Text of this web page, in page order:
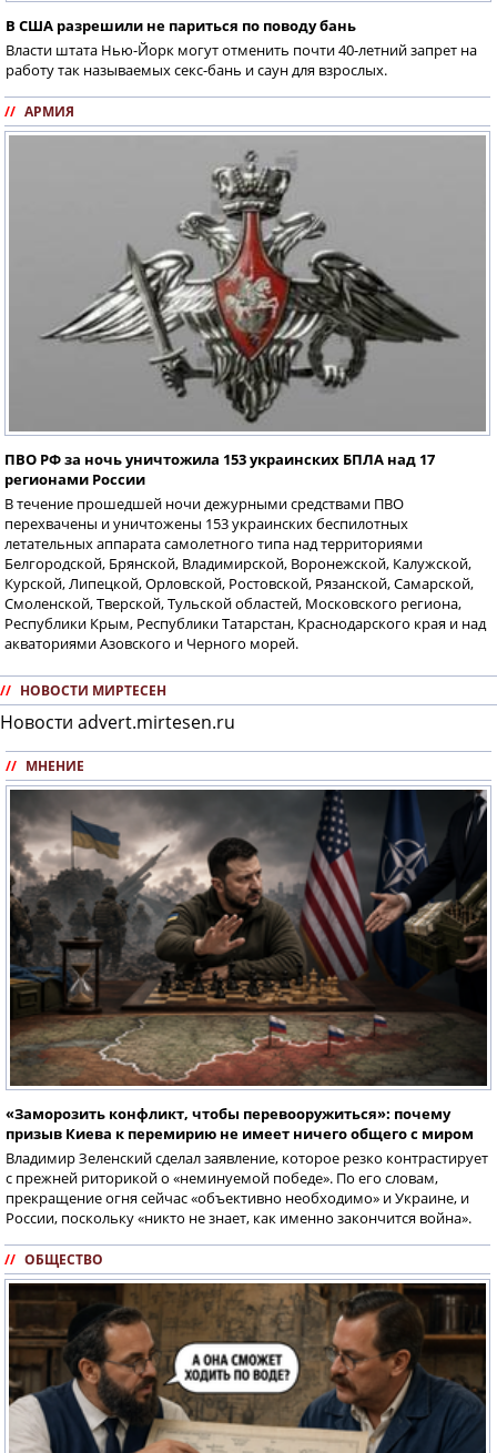
В США разрешили не париться по поводу бань
Власти штата Нью-Йорк могут отменить почти 40-летний запрет на
работу так называемых секс-бань и саун для взрослых.
// АРМИЯ
ПВО РФ за ночь уничтожила 153 украинских БПЛА над 17
регионами России
В течение прошедшей ночи дежурными средствами ПВО
перехвачены и уничтожены 153 украинских беспилотных
летательных аппарата самолетного типа над территориями
Белгородской, Брянской, Владимирской, Воронежской, Калужской,
Курской, Липецкой, Орловской, Ростовской, Рязанской, Самарской,
Смоленской, Тверской, Тульской областей, Московского региона,
Республики Крым, Республики Татарстан, Краснодарского края и над
акваториями Азовского и Черного морей.
// НОВОСТИ МИРТЕСЕН
Новости advert.mirtesen.ru
// МНЕНИЕ
«Заморозить конфликт, чтобы перевооружиться»: почему
призыв Киева к перемирию не имеет ничего общего с миром
Владимир Зеленский сделал заявление, которое резко контрастирует
с прежней риторикой о «неминуемой победе». По его словам,
прекращение огня сейчас «объективно необходимо» и Украине, и
России, поскольку «никто не знает, как именно закончится война».
// ОБЩЕСТВО